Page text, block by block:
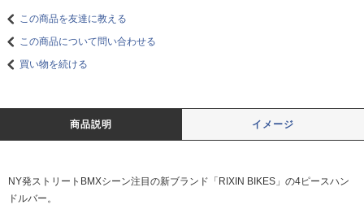
この商品を友達に教える
この商品について問い合わせる
買い物を続ける
商品説明 イメージ
NY発ストリートBMXシーン注目の新ブランド「RIXIN BIKES」の4ピースハン
ドルバー。